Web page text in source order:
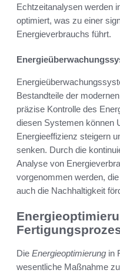
Echtzeitanalysen werden
optimiert, was zu einer
Energieverbrauchs führt.
Bestandteile der
präzise Kontrolle des
diesen Systemen können
Energieeffizienz steigern
senken. Durch die
Analyse von
vorgenommen werden,
auch die Nachhaltigkeit
Die Energieoptimierung in
wesentliche Maßnahme